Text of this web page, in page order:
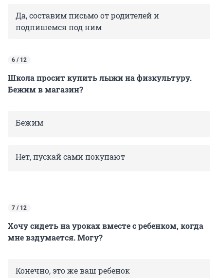
Да, составим письмо от родителей и
подпишемся под ним
6 / 12
Школа просит купить лыжи на физкультуру.
Бежим в магазин?
Бежим
Нет, пускай сами покупают
7 / 12
Хочу сидеть на уроках вместе с ребенком, когда
мне вздумается. Могу?
Конечно, это же ваш ребенок